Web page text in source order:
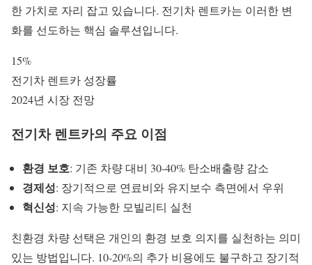
한 가치로 자리 잡고 있습니다. 전기차 렌트카는 이러한 변
화를 선도하는 핵심 솔루션입니다.
15%
전기차 렌트카 성장률
2024년 시장 전망
전기차 렌트카의 주요 이점
환경 보호: 기존 차량 대비 30-40% 탄소배출량 감소
경제성: 장기적으로 연료비와 유지보수 측면에서 우위
혁신성: 지속 가능한 모빌리티 실천
친환경 차량 선택은 개인의 환경 보호 의지를 실천하는 의미
있는 방법입니다. 10-20%의 추가 비용에도 불구하고 장기적